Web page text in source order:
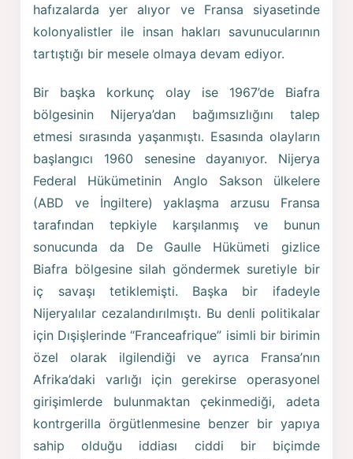
hafızalarda yer alıyor ve Fransa siyasetinde
kolonyalistler ile insan hakları savunucularının
tartıştığı bir mesele olmaya devam ediyor.
Bir başka korkunç olay ise 1967’de Biafra
bölgesinin Nijerya’dan bağımsızlığını talep
etmesi sırasında yaşanmıştı. Esasında olayların
başlangıcı 1960 senesine dayanıyor. Nijerya
Federal Hükümetinin Anglo Sakson ülkelere
(ABD ve İngiltere) yaklaşma arzusu Fransa
tarafından tepkiyle karşılanmış ve bunun
sonucunda da De Gaulle Hükümeti gizlice
Biafra bölgesine silah göndermek suretiyle bir
iç savaşı tetiklemişti. Başka bir ifadeyle
Nijeryalılar cezalandırılmıştı. Bu denli politikalar
için Dışişlerinde “Franceafrique” isimli bir birimin
özel olarak ilgilendiği ve ayrıca Fransa’nın
Afrika’daki varlığı için gerekirse operasyonel
girişimlerde bulunmaktan çekinmediği, adeta
kontrgerilla örgütlenmesine benzer bir yapıya
sahip olduğu iddiası ciddi bir biçimde